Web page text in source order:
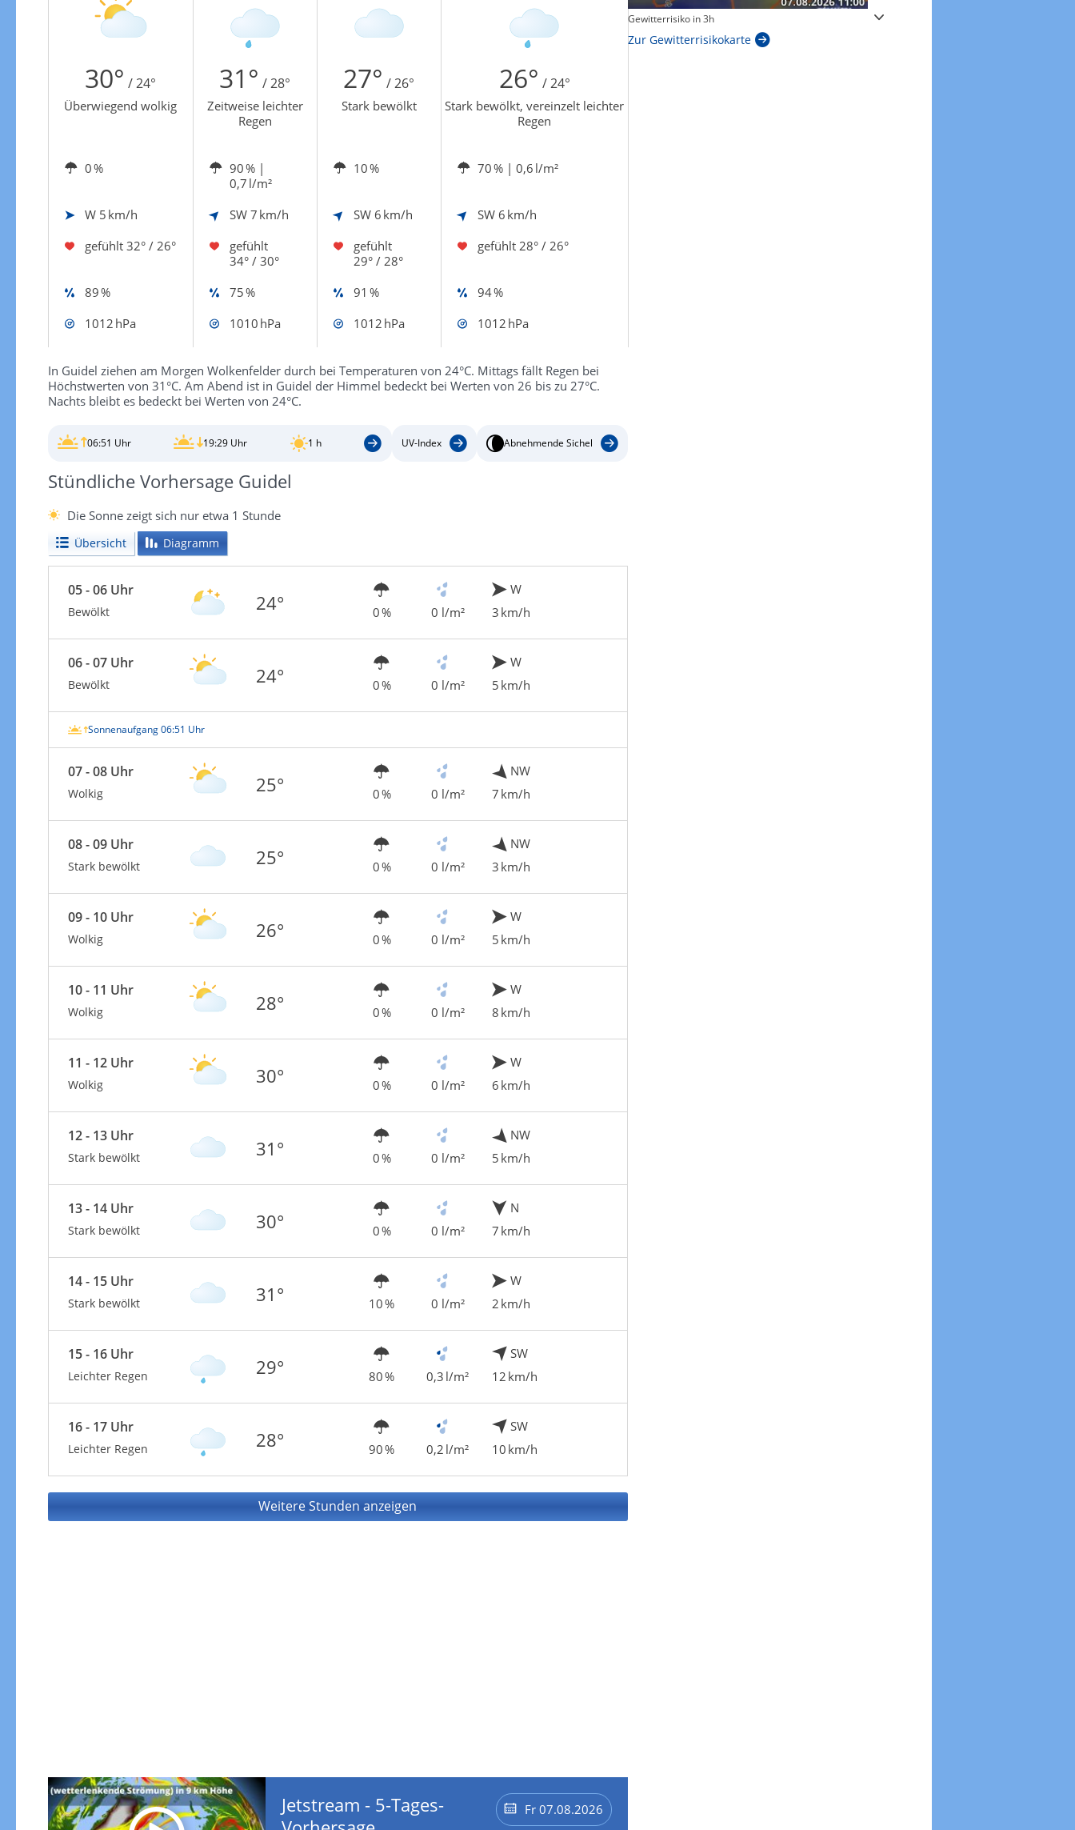
30° / 24° 31° / 28° 27° / 26° 26° / 24°
Überwiegend wolkig
Zeitweise leichter
Regen
Stark bewölkt
Stark bewölkt, vereinzelt leichter
Regen
0 % 90 % |
0,7 l/m²
10 % 70 % | 0,6 l/m²
W 5 km/h SW 7 km/h SW 6 km/h SW 6 km/h
gefühlt 32° / 26°
gefühlt
34° / 30°
gefühlt
29° / 28°
gefühlt 28° / 26°
89 % 75 % 91 %
94 %
1012 hPa
1010 hPa 1012 hPa 1012 hPa
In Guidel ziehen am Morgen Wolkenfelder durch bei Temperaturen von 24°C. Mittags fällt Regen bei
Höchstwerten von 31°C. Am Abend ist in Guidel der Himmel bedeckt bei Werten von 26 bis zu 27°C.
Nachts bleibt es bedeckt bei Werten von 24°C.
06:51 Uhr 19:29 Uhr 1 h UV-Index Abnehmende Sichel
Stündliche Vorhersage Guidel
Die Sonne zeigt sich nur etwa 1 Stunde
Übersicht Diagramm
05 - 06 Uhr
Bewölkt 24° 0 % 0 l/m²
W
3 km/h
06 - 07 Uhr
Bewölkt 24° 0 % 0 l/m²
W
5 km/h
Sonnenaufgang 06:51 Uhr
07 - 08 Uhr
Wolkig 25° 0 % 0 l/m²
NW
7 km/h
08 - 09 Uhr
Stark bewölkt 25° 0 % 0 l/m²
NW
3 km/h
09 - 10 Uhr
Wolkig 26° 0 % 0 l/m²
W
5 km/h
10 - 11 Uhr
Wolkig 28° 0 % 0 l/m²
W
8 km/h
11 - 12 Uhr
Wolkig 30° 0 % 0 l/m²
W
6 km/h
12 - 13 Uhr
Stark bewölkt 31° 0 % 0 l/m²
NW
5 km/h
13 - 14 Uhr
Stark bewölkt 30° 0 % 0 l/m²
N
7 km/h
14 - 15 Uhr
Stark bewölkt 31° 10 % 0 l/m²
W
2 km/h
15 - 16 Uhr
Leichter Regen 29° 80 % 0,3 l/m²
SW
12 km/h
16 - 17 Uhr
Leichter Regen 28° 90 % 0,2 l/m²
SW
10 km/h
Weitere Stunden anzeigen
Fr 07.08.2026
Jetstream - 5-Tages-
Sonnenschein heute
Zur Sonnenscheindauerkarte
Gewitterrisiko in 3h
Zur Gewitterrisikokarte
Windböen heute
Zur Windböenkarte